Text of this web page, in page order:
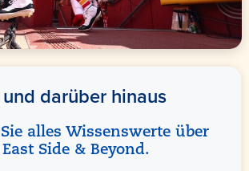
darüber hinaus
alles Wissenswerte über
Side & Beyond.